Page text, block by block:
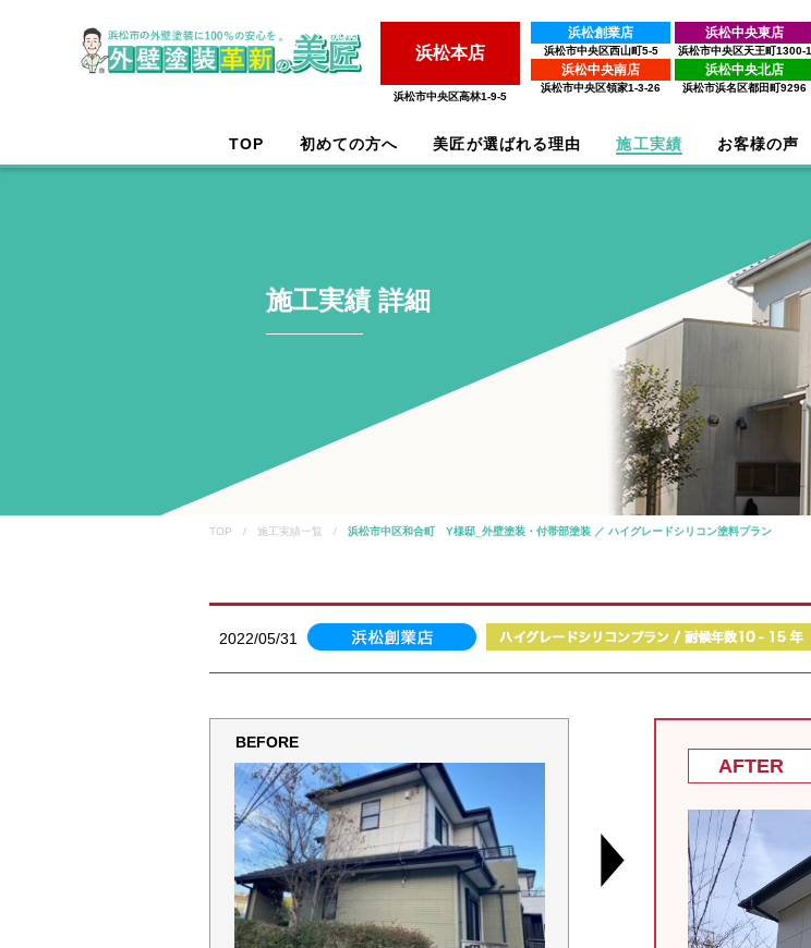
浜松本店
浜松市中央区高林1-9-5
浜松創業店
浜松市中央区西山町5-5
浜松中央東店
浜松市中央区天王町1300-1
浜松中央南店
浜松市中央区領家1-3-26
浜松中央北店
浜松市浜名区都田町9296
TOP 初めての方へ 美匠が選ばれる理由 施工実績 お客様の声
施工実績 詳細
TOP / 施工実績一覧 / 浜松市中区和合町 Y様邸_外壁塗装・付帯部塗装 ／ ハイグレードシリコン塗料プラン
2022/05/31
BEFORE
AFTER